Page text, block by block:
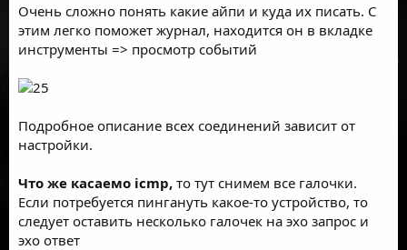
Очень сложно понять какие айпи и куда их писать. С
этим легко поможет журнал, находится он в вкладке
инструменты => просмотр событий
Подробное описание всех соединений зависит от
настройки.
Что же касаемо icmp, то тут снимем все галочки.
Если потребуется пингануть какое-то устройство, то
следует оставить несколько галочек на эхо запрос и
эхо ответ